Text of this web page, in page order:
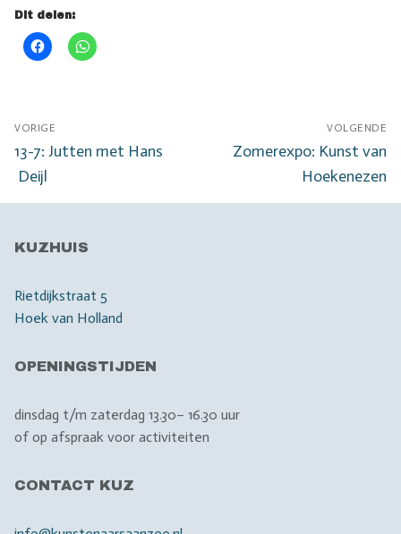
Dit delen:
Bericht
navigatie
VORIGE
Vorig
bericht:
13-7: Jutten met Hans
Deijl
VOLGENDE
Volgend
Zomerexpo: Kunst van
Hoekenezen
KUZHUIS
Rietdijkstraat 5
Hoek van Holland
OPENINGSTIJDEN
dinsdag t/m zaterdag 13.30– 16.30 uur
of op afspraak voor activiteiten
CONTACT KUZ